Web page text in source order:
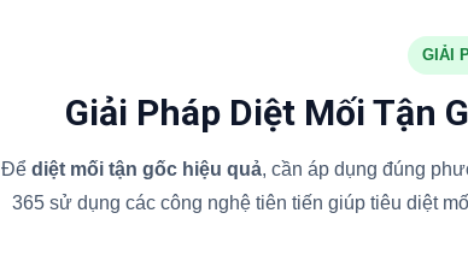
GIẢI
Giải Pháp Diệt Mối Tận
Để diệt mối tận gốc hiệu quả, cần áp dụng đúng
365 sử dụng các công nghệ tiên tiến giúp tiêu diệt